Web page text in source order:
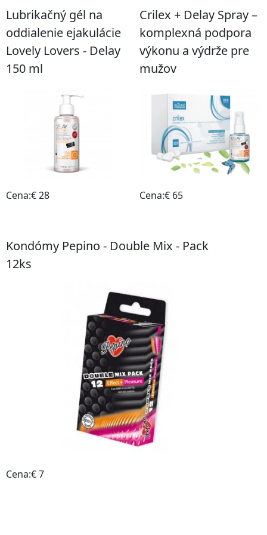
Lubrikačný gél na
oddialenie ejakulácie
Lovely Lovers - Delay
150 ml
Cena:€ 28
Crilex + Delay Spray –
komplexná podpora
výkonu a výdrže pre
mužov
Cena:€ 65
Kondómy Pepino - Double Mix - Pack
12ks
Cena:€ 7